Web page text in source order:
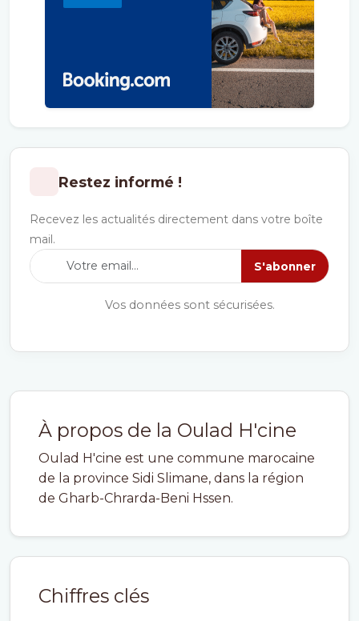
À propos de la Oulad H'cine
Oulad H'cine est une commune marocaine
de la province Sidi Slimane, dans la région
de Gharb-Chrarda-Beni Hssen.
Chiffres clés
Restez informé !
Recevez les actualités directement dans votre boîte
mail.
S'abonner
Vos données sont sécurisées.